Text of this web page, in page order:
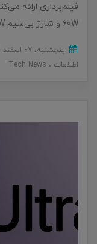
60W و شارژ بی‌سیم 25W، عمر باتری بالایی را تضمین می‌کند.
پنجشنبه، 07 اسفند 04
اطلاعات
Tech News